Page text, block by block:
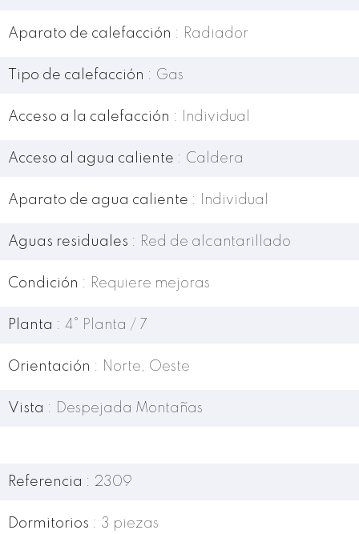
Aparato de calefacción Radiador
Tipo de calefacción Gas
Acceso a la calefacción Individual
Acceso al agua caliente Caldera
Aparato de agua caliente Individual
Aguas residuales Red de alcantarillado
Condición Requiere mejoras
Planta 4° Planta / 7
Orientación Norte, Oeste
Vista Despejada Montañas
Referencia 2309
Dormitorios 3 piezas